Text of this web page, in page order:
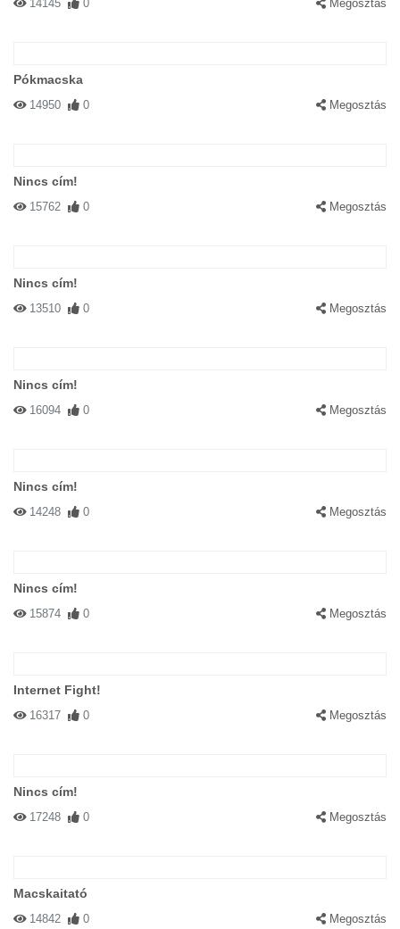
14145 0 Megosztás
Pókmacska
14950 0 Megosztás
Nincs cím!
15762 0 Megosztás
Nincs cím!
13510 0 Megosztás
Nincs cím!
16094 0 Megosztás
Nincs cím!
14248 0 Megosztás
Nincs cím!
15874 0 Megosztás
Internet Fight!
16317 0 Megosztás
Nincs cím!
17248 0 Megosztás
Macskaitató
14842 0 Megosztás